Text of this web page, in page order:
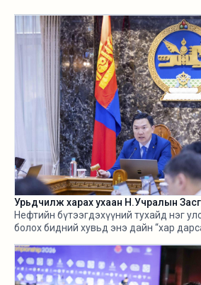
Урьдчилж харах ухаан Н.Учралын
Нефтийн бүтээгдэхүүний тухайд нэг
болох бидний хувьд энэ дайн “хар
бүхнийг бодитой тооцож, болзошгүй
урьдчилж харж, хариу арга хэмжээ
Засгийн газарт ч алга.